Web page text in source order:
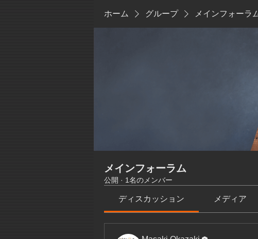
ホーム グループ メインフォーラ
メインフォーラム
公開 · 1名のメンバー
ディスカッション メディア